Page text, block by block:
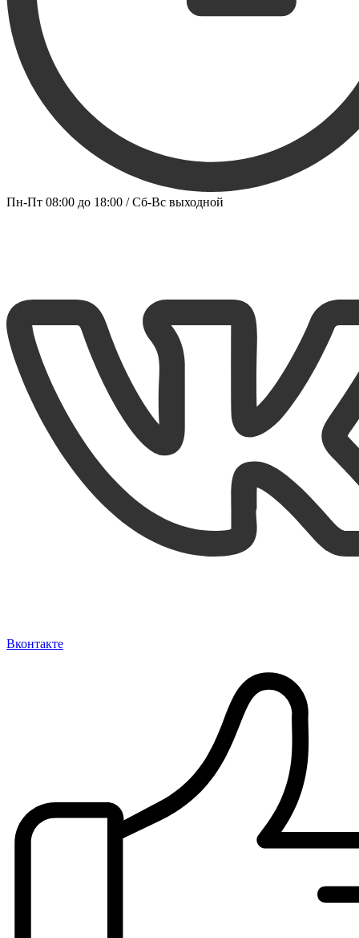
Пн-Пт 08:00 до 18:00 / Сб-Вс выходной
Вконтакте